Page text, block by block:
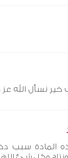
خير نسأل الله
المادة سبب